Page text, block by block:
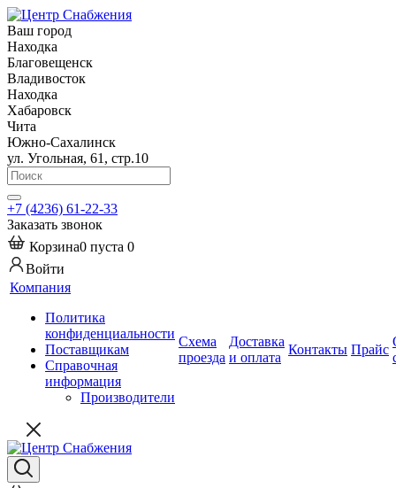
Ваш город
Находка
Благовещенск
Владивосток
Находка
Хабаровск
Чита
Южно-Сахалинск
ул. Угольная, 61, стр.10
+7 (4236) 61-22-33
Заказать звонок
Корзина0 пуста 0
Войти
Компания
Политика
конфиденциальности
Поставщикам
Справочная
информация
Производители
Схема
проезда
Доставка
и оплата
Контакты Прайс